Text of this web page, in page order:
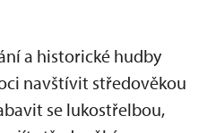
a historické hudby
navštívit středověkou
se lukostřelbou,